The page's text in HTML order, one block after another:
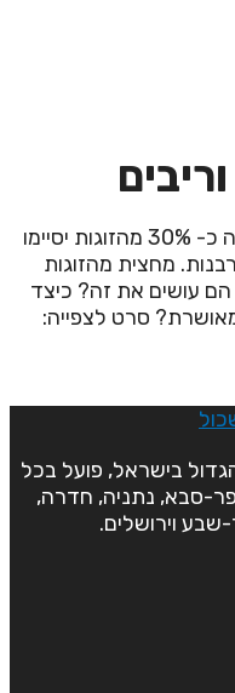
כולנו מכירים את הסטטיסטיקה לפיה כ- 30% מהזוגות יסיימו
מחצית מהזוגות
עושים את זה? כיצד
סרט לצפייה:
בישראל, פועל בכל
סבא, נתניה, חדרה,
וירושלים.